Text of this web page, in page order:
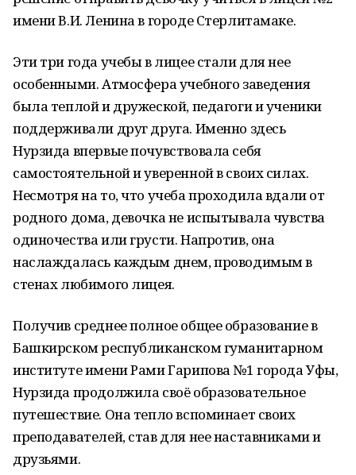
имени В.И. Ленина в городе Стерлитамаке.
Эти три года учебы в лицее стали для нее
особенными. Атмосфера учебного заведения
была теплой и дружеской, педагоги и ученики
поддерживали друг друга. Именно здесь
Нурзида впервые почувствовала себя
самостоятельной и уверенной в своих силах.
Несмотря на то, что учеба проходила вдали от
родного дома, девочка не испытывала чувства
одиночества или грусти. Напротив, она
наслаждалась каждым днем, проводимым в
стенах любимого лицея.
Получив среднее полное общее образование в
Башкирском республиканском гуманитарном
институте имени Рами Гарипова №1 города Уфы,
Нурзида продолжила своё образовательное
путешествие. Она тепло вспоминает своих
преподавателей, став для нее наставниками и
друзьями.